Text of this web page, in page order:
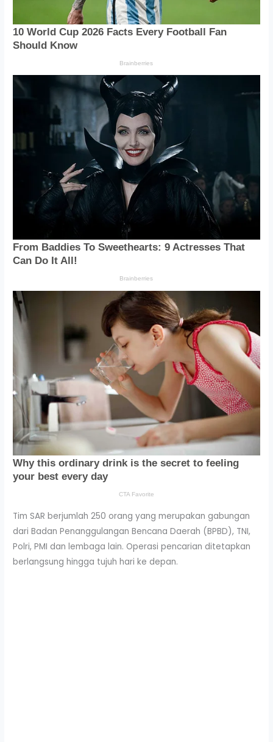
Tim SAR berjumlah 250 orang yang merupakan gabungan
dari Badan Penanggulangan Bencana Daerah (BPBD), TNI,
Polri, PMI dan lembaga lain. Operasi pencarian ditetapkan
berlangsung hingga tujuh hari ke depan.